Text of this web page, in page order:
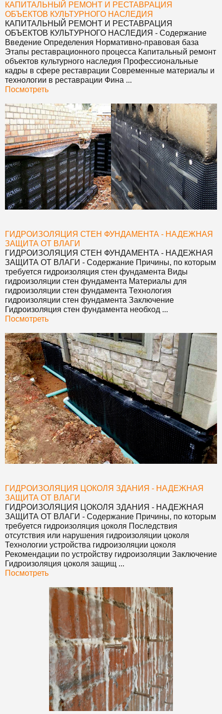
КАПИТАЛЬНЫЙ РЕМОНТ И РЕСТАВРАЦИЯ
ОБЪЕКТОВ КУЛЬТУРНОГО НАСЛЕДИЯ
КАПИТАЛЬНЫЙ РЕМОНТ И РЕСТАВРАЦИЯ
ОБЪЕКТОВ КУЛЬТУРНОГО НАСЛЕДИЯ - Содержание
Введение Определения Нормативно-правовая база
Этапы реставрационного процесса Капитальный ремонт
объектов культурного наследия Профессиональные
кадры в сфере реставрации Современные материалы и
технологии в реставрации Фина ...
Посмотреть
ГИДРОИЗОЛЯЦИЯ СТЕН ФУНДАМЕНТА - НАДЕЖНАЯ
ЗАЩИТА ОТ ВЛАГИ
ГИДРОИЗОЛЯЦИЯ СТЕН ФУНДАМЕНТА - НАДЕЖНАЯ
ЗАЩИТА ОТ ВЛАГИ - Содержание Причины, по которым
требуется гидроизоляция стен фундамента Виды
гидроизоляции стен фундамента Материалы для
гидроизоляции стен фундамента Технология
гидроизоляции стен фундамента Заключение
Гидроизоляция стен фундамента необход ...
Посмотреть
ГИДРОИЗОЛЯЦИЯ ЦОКОЛЯ ЗДАНИЯ - НАДЕЖНАЯ
ЗАЩИТА ОТ ВЛАГИ
ГИДРОИЗОЛЯЦИЯ ЦОКОЛЯ ЗДАНИЯ - НАДЕЖНАЯ
ЗАЩИТА ОТ ВЛАГИ - Содержание Причины, по которым
требуется гидроизоляция цоколя Последствия
отсутствия или нарушения гидроизоляции цоколя
Технологии устройства гидроизоляции цоколя
Рекомендации по устройству гидроизоляции Заключение
Гидроизоляция цоколя защищ ...
Посмотреть